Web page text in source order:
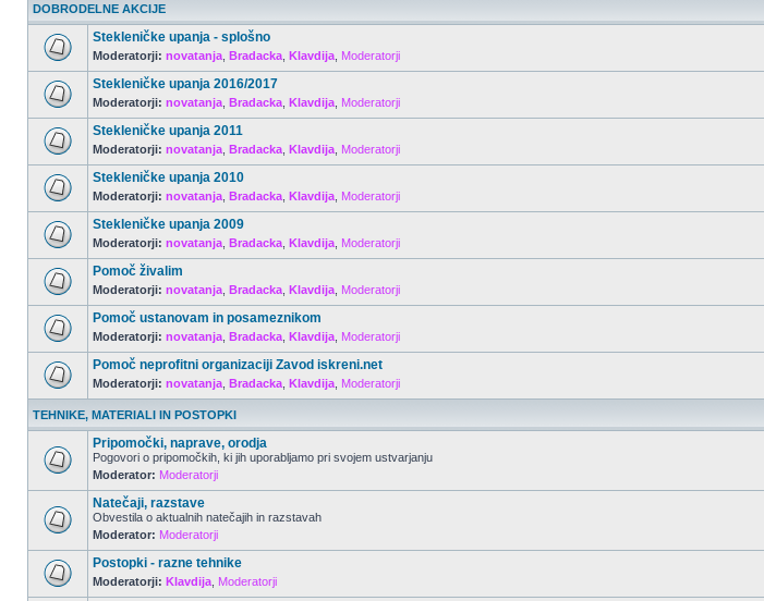
DOBRODELNE AKCIJE
Stekleničke upanja - splošno
Moderatorji: novatanja Bradacka Klavdija Moderatorji
Stekleničke upanja 2016/2017
Moderatorji: novatanja Bradacka Klavdija Moderatorji
Stekleničke upanja 2011
Moderatorji: novatanja Bradacka Klavdija Moderatorji
Stekleničke upanja 2010
Moderatorji: novatanja Bradacka Klavdija Moderatorji
Stekleničke upanja 2009
Moderatorji: novatanja Bradacka Klavdija Moderatorji
Pomoč živalim
Moderatorji: novatanja Bradacka Klavdija Moderatorji
Pomoč ustanovam in posameznikom
Moderatorji: novatanja Bradacka Klavdija Moderatorji
Pomoč neprofitni organizaciji Zavod iskreni.net
Moderatorji: novatanja Bradacka Klavdija Moderatorji
TEHNIKE, MATERIALI IN POSTOPKI
Pripomočki, naprave, orodja
Pogovori o pripomočkih, ki jih uporabljamo pri svojem ustvarjanju
Moderator: Moderatorji
Natečaji, razstave
Obvestila o aktualnih natečajih in razstavah
Moderator: Moderatorji
Postopki - razne tehnike
Moderatorji: Klavdija Moderatorji